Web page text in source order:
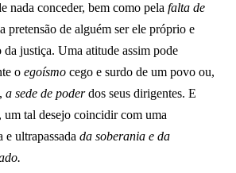
nada conceder, bem como pela falta de
pretensão de alguém ser ele próprio e
da justiça. Uma atitude assim pode
o egoísmo cego e surdo de um povo ou,
a sede de poderdos seus dirigentes. E
um tal desejo coincidir com uma
e ultrapassada da soberania e da